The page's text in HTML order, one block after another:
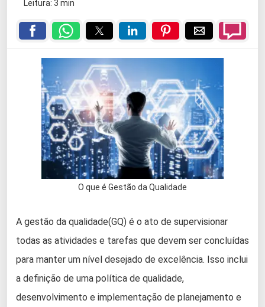
Leitura: 3 min
O que é Gestão da Qualidade
A gestão da qualidade(GQ) é o ato de supervisionar
todas as atividades e tarefas que devem ser concluídas
para manter um nível desejado de excelência. Isso inclui
a definição de uma política de qualidade,
desenvolvimento e implementação de planejamento e